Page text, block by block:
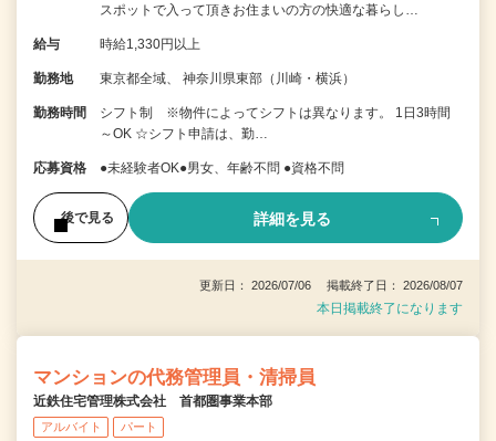
スポットで入って頂きお住まいの方の快適な暮らし…
給与 時給1,330円以上
勤務地 東京都全域、 神奈川県東部（川崎・横浜）
勤務時間
シフト制 ※物件によってシフトは異なります。 1日3時間
～OK ☆シフト申請は、勤…
応募資格 ●未経験者OK●男女、年齢不問 ●資格不問
後で見る 詳細を見る
更新日： 2026/07/06 掲載終了日： 2026/08/07
本日掲載終了になります
マンションの代務管理員・清掃員
近鉄住宅管理株式会社 首都圏事業本部
アルバイト パート